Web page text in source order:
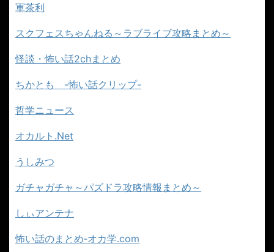
軍茶利
スクフェスちゃんねる～ラブライブ攻略まとめ～
怪談・怖い話2chまとめ
ちかとも -怖い話クリップ-
哲学ニュース
オカルト.Net
うしみつ
ガチャガチャ～パズドラ攻略情報まとめ～
しぃアンテナ
怖い話のまとめ‐オカ学.com